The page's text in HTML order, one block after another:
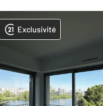
Exclusivité